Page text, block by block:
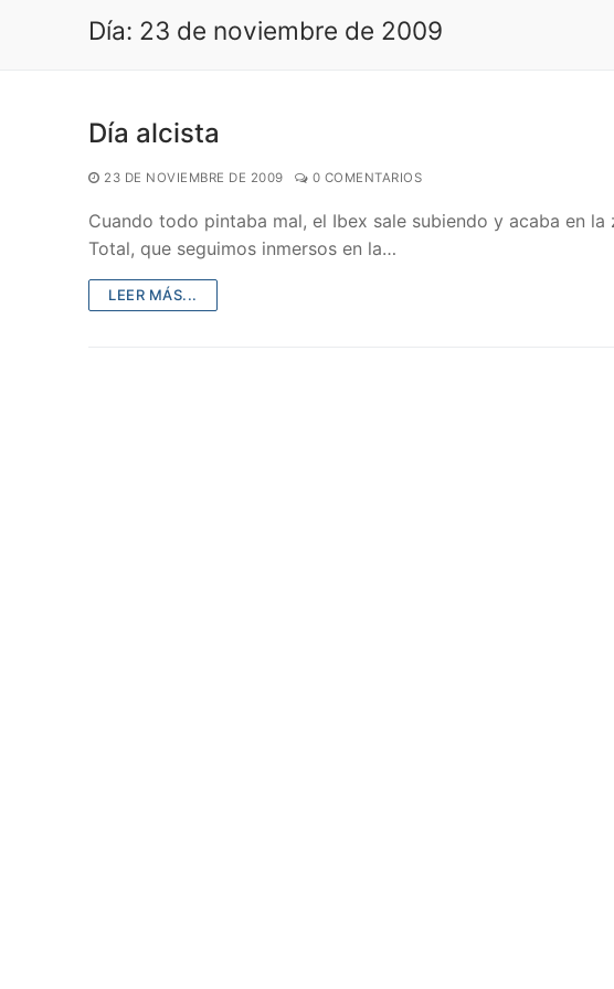
Día: 23 de noviembre de 2009
Día alcista
23 DE NOVIEMBRE DE 2009 0 COMENTARIOS
Cuando todo pintaba mal, el Ibex sale subiendo y acaba en
Total, que seguimos inmersos en la…
LEER MÁS...